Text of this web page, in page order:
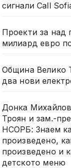
сигнали Call
Проекти за над
милиард евро
Община Велико
два нови
Донка
Троян и зам.-
НСОРБ: Знаем
произведено,
произведено и
детското меню